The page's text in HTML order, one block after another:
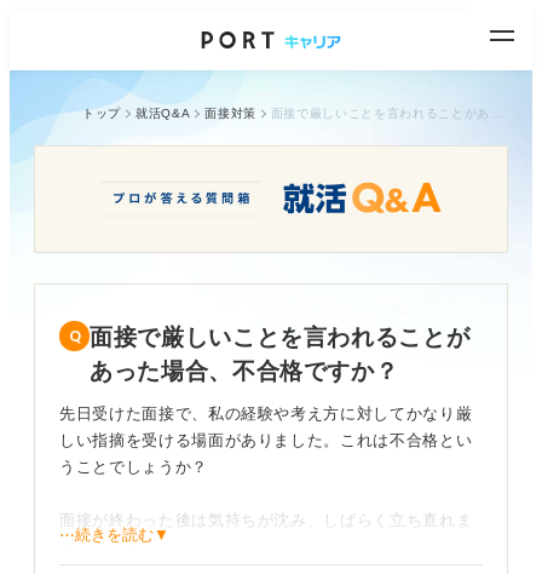
トップ 就活Q&A 面接対策
面接で厳しいことを言われることが
あった場合、不合格ですか？
先日受けた面接で、私の経験や考え方に対してかなり厳
しい指摘を受ける場面がありました。これは不合格とい
うことでしょうか？
面接が終わった後は気持ちが沈み、しばらく立ち直れま
せんでした。
⋯続きを読む▼